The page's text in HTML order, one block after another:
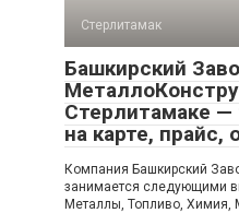
Стерлитамак
Башкирский
Стерлитамаке —
на карте, прайс,
Компания Башкирский
занимается следующими
Металлы, Топливо, Химия,